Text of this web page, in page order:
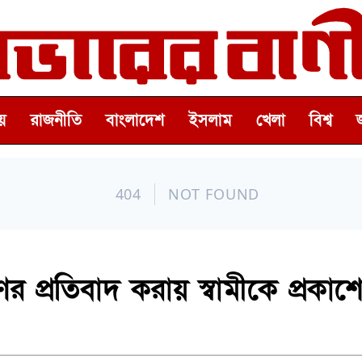
রাজনীতি বাংলাদেশ ইসলাম খেলা বিশ্ব
করায় স্বামীকে